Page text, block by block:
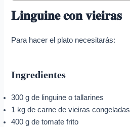
𝐋𝐢𝐧𝐠𝐮𝐢𝐧𝐞 𝐜𝐨𝐧 𝐯𝐢𝐞𝐢𝐫𝐚𝐬
Para hacer el plato necesitarás:
Ingredientes
300 g de linguine o tallarines
1 kg de carne de vieiras congeladas
400 g de tomate frito